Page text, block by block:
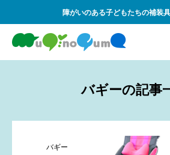
障がいのある子どもたちの補装
バギーの記事
バギー